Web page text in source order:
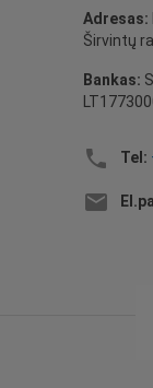
Adresas:
Širvintų
Bankas:
local_phone Tel:
email